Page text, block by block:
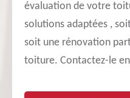
évaluation de votre
solutions adaptées ,
soit une rénovation
toiture. Contactez-le